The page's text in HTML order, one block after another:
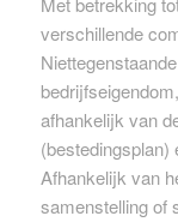
verschillende
afhankelijk van
(bestedingsplan)
Afhankelijk van
samenstelling of